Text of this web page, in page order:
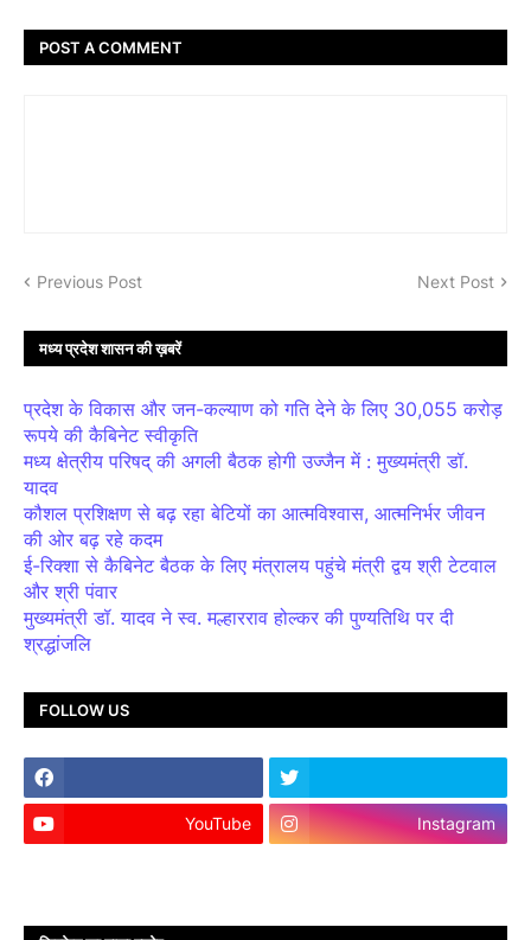
POST A COMMENT
Previous Post Next Post
मध्य प्रदेश शासन की ख़बरें
प्रदेश के विकास और जन-कल्याण को गति देने के लिए 30,055 करोड़
रूपये की कैबिनेट स्वीकृति
मध्य क्षेत्रीय परिषद् की अगली बैठक होगी उज्जैन में : मुख्यमंत्री डॉ.
यादव
कौशल प्रशिक्षण से बढ़ रहा बेटियों का आत्मविश्वास, आत्मनिर्भर जीवन
की ओर बढ़ रहे कदम
ई-रिक्शा से कैबिनेट बैठक के लिए मंत्रालय पहुंचे मंत्री द्वय श्री टेटवाल
और श्री पंवार
मुख्यमंत्री डॉ. यादव ने स्व. मल्हारराव होल्कर की पुण्यतिथि पर दी
श्रद्धांजलि
FOLLOW US
YouTube Instagram